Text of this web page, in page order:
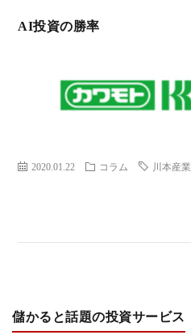
AI投資の勝率
2020.01.22 コラム 川本産業
儲かると話題の投資サービス